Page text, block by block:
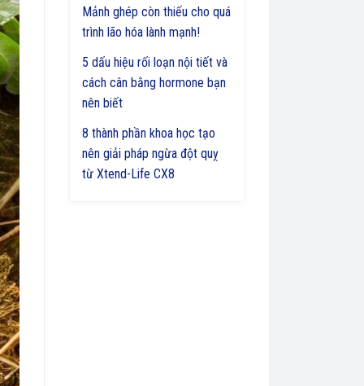
Mảnh ghép còn thiếu cho quá
trình lão hóa lành mạnh!
5 dấu hiệu rối loạn nội tiết và
cách cân bằng hormone bạn
nên biết
8 thành phần khoa học tạo
nên giải pháp ngừa đột quỵ
từ Xtend-Life CX8